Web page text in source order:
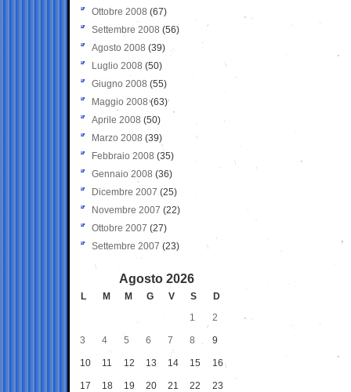
Ottobre 2008 (67)
Settembre 2008 (56)
Agosto 2008 (39)
Luglio 2008 (50)
Giugno 2008 (55)
Maggio 2008(63)
Aprile 2008 (50)
Marzo 2008 (39)
Febbraio 2008 (35)
Gennaio 2008 (36)
Dicembre 2007 (25)
Novembre 2007 (22)
Ottobre 2007 (27)
Settembre 2007 (23)
Agosto 2026
L M M G V S
D
1
2
3 4 5 6 7 8 9
10 11 12 13 14 15 16
17 18 19 20 21 22 23